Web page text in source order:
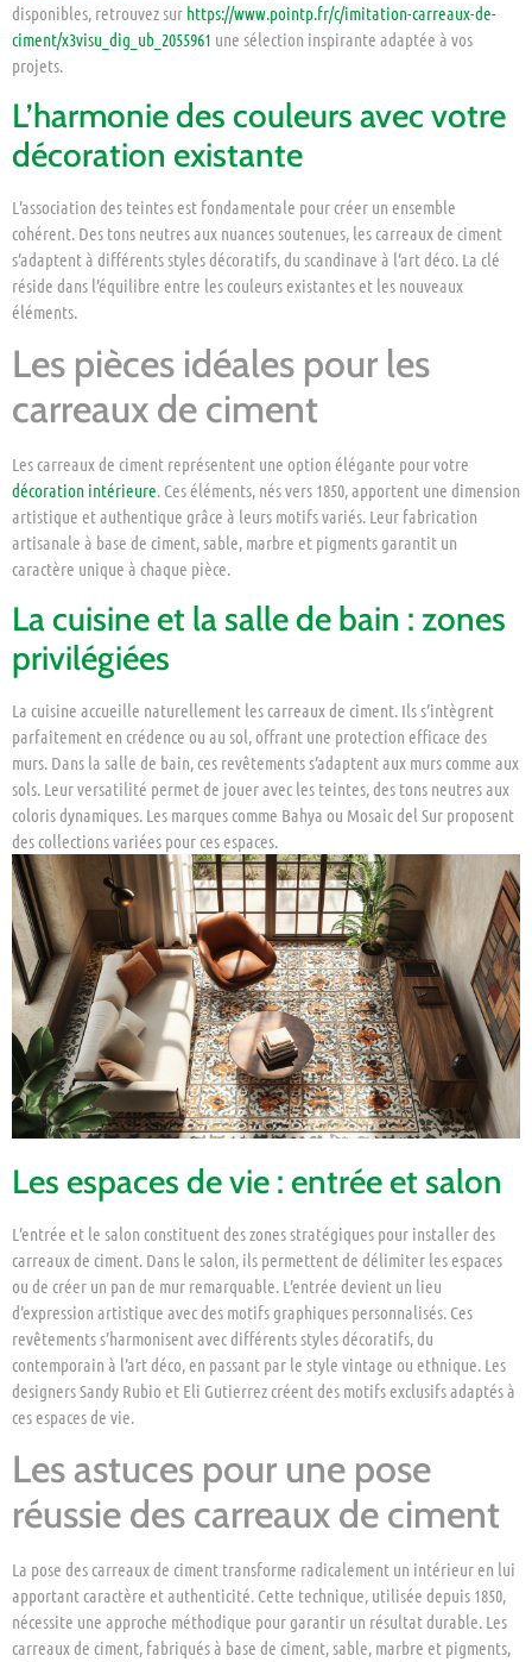
disponibles, retrouvez sur https://www.pointp.fr/c/imitation-carreaux-de-
ciment/x3visu_dig_ub_2055961 une sélection inspirante adaptée à vos
projets.
L’harmonie des couleurs avec votre
décoration existante
L’association des teintes est fondamentale pour créer un ensemble
cohérent. Des tons neutres aux nuances soutenues, les carreaux de ciment
s’adaptent à différents styles décoratifs, du scandinave à l’art déco. La clé
réside dans l’équilibre entre les couleurs existantes et les nouveaux
éléments.
Les pièces idéales pour les
carreaux de ciment
Les carreaux de ciment représentent une option élégante pour votre
décoration intérieure. Ces éléments, nés vers 1850, apportent une dimension
artistique et authentique grâce à leurs motifs variés. Leur fabrication
artisanale à base de ciment, sable, marbre et pigments garantit un
caractère unique à chaque pièce.
La cuisine et la salle de bain : zones
privilégiées
La cuisine accueille naturellement les carreaux de ciment. Ils s’intègrent
parfaitement en crédence ou au sol, offrant une protection efficace des
murs. Dans la salle de bain, ces revêtements s’adaptent aux murs comme aux
sols. Leur versatilité permet de jouer avec les teintes, des tons neutres aux
coloris dynamiques. Les marques comme Bahya ou Mosaic del Sur proposent
des collections variées pour ces espaces.
Les espaces de vie : entrée et salon
L’entrée et le salon constituent des zones stratégiques pour installer des
carreaux de ciment. Dans le salon, ils permettent de délimiter les espaces
ou de créer un pan de mur remarquable. L’entrée devient un lieu
d’expression artistique avec des motifs graphiques personnalisés. Ces
revêtements s’harmonisent avec différents styles décoratifs, du
contemporain à l’art déco, en passant par le style vintage ou ethnique. Les
designers Sandy Rubio et Eli Gutierrez créent des motifs exclusifs adaptés à
ces espaces de vie.
Les astuces pour une pose
réussie des carreaux de ciment
La pose des carreaux de ciment transforme radicalement un intérieur en lui
apportant caractère et authenticité. Cette technique, utilisée depuis 1850,
nécessite une approche méthodique pour garantir un résultat durable. Les
carreaux de ciment, fabriqués à base de ciment, sable, marbre et pigments,